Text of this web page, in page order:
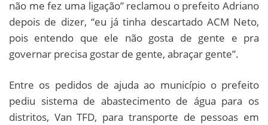
não me fez uma ligação” reclamou o prefeito Adriano
depois de dizer, “eu já tinha descartado ACM Neto,
pois entendo que ele não gosta de gente e pra
governar precisa gostar de gente, abraçar gente”.
Entre os pedidos de ajuda ao município o prefeito
pediu sistema de abastecimento de água para os
distritos, Van TFD, para transporte de pessoas em